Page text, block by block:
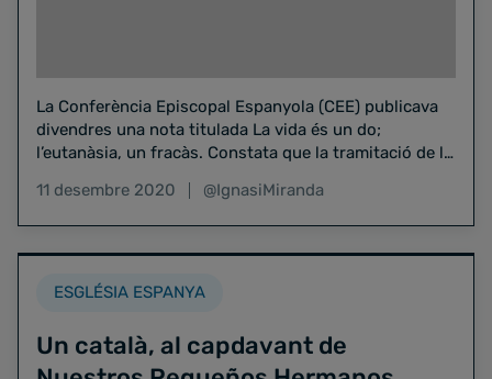
La Conferència Episcopal Espanyola (CEE) publicava
divendres una nota titulada La vida és un do;
l’eutanàsia, un fracàs. Constata que la tramitació de la
11 desembre 2020 @IgnasiMiranda
ESGLÉSIA ESPANYA
Un català, al capdavant de